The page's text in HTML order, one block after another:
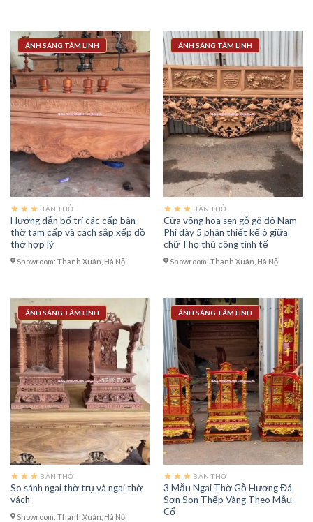
ÁNH SÁNG TÂM LINH
BÀN THỜ
Hướng dẫn bố trí các cấp bàn
thờ tam cấp và cách sắp xếp đồ
thờ hợp lý
Showroom: Thanh Xuân, Hà Nội
ÁNH SÁNG TÂM LINH
BÀN THỜ
Cửa võng hoa sen gỗ gõ đỏ Nam
Phi dày 5 phân thiết kế ô giữa
chữ Thọ thủ công tinh tế
Showroom: Thanh Xuân, Hà Nội
ÁNH SÁNG TÂM LINH
BÀN THỜ
So sánh ngai thờ trụ và ngai thờ
vách
Showroom: Thanh Xuân, Hà Nội
ÁNH SÁNG TÂM LINH
BÀN THỜ
3 Mẫu Ngai Thờ Gỗ Hương Đá
Sơn Son Thếp Vàng Theo Mẫu
Cổ